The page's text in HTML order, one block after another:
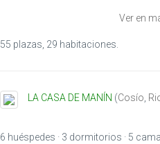
Ver en
55 plazas, 29 habitaciones.
LA CASA DE MANÍN (Cosío
6 huéspedes · 3 dormitorios · 5